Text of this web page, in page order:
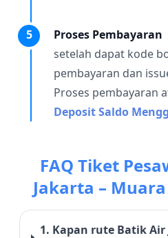
5
Proses Pembayaran
setelah dapat kode
pembayaran dan
Proses pembayaran
Deposit Saldo
FAQ Tiket
Jakarta –
1. Kapan rute Batik